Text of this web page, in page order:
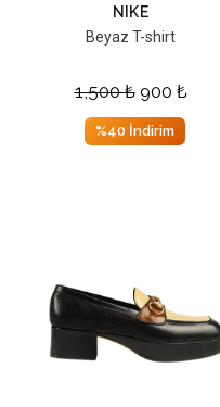
NIKE
Beyaz T-shirt
1,500₺ 900 ₺
%40 İndirim